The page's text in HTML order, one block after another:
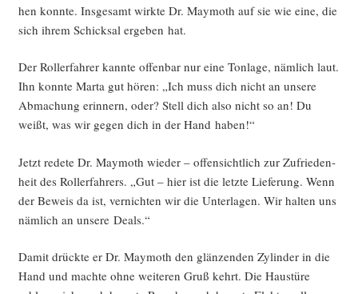
hen konn­te. Ins­ge­samt wirk­te Dr. May­mo­th auf sie wie eine, die
sich ihrem Schick­sal erge­ben hat.
Der Rol­ler­fah­rer kann­te offen­bar nur eine Ton­la­ge, näm­lich laut.
Ihn konn­te Mar­ta gut hören: „Ich muss dich nicht an unse­re
Abma­chung erin­nern, oder? Stell dich also nicht so an! Du
weißt, was wir gegen dich in der Hand haben!“
Jetzt rede­te Dr. May­mo­th wie­der – offen­sicht­lich zur Zufrie­den­
heit des Rol­ler­fah­rers. „Gut – hier ist die letz­te Lie­fe­rung. Wenn
der Beweis da ist, ver­nich­ten wir die Unter­la­gen. Wir hal­ten uns
näm­lich an unse­re Deals.“
Damit drück­te er Dr. May­mo­th den glän­zen­den Zylin­der in die
Hand und mach­te ohne wei­te­ren Gruß kehrt. Die Haus­tü­re